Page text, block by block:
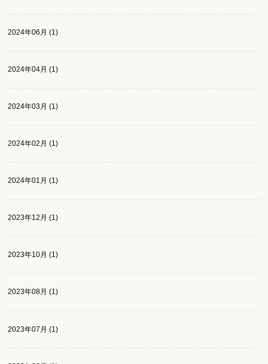
2024年06月 (1)
2024年04月 (1)
2024年03月 (1)
2024年02月 (1)
2024年01月 (1)
2023年12月 (1)
2023年10月 (1)
2023年08月 (1)
2023年07月 (1)